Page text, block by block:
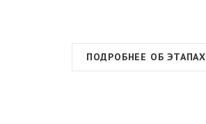
ПОДРОБНЕЕ ОБ ЭТАПАХ